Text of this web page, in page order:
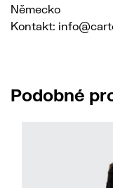
Německo
Kontakt:
Podobné